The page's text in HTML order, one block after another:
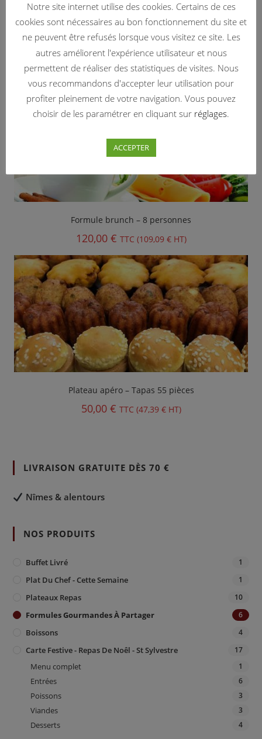
Plateau douceurs mignardises – 50 pièces
50,00€ TTC (47,39€HT)
ÉPUISÉ
Formule brunch – 8 personnes
120,00 € TTC (109,09 €HT)
Plateau apéro – Tapas 55 pièces
50,00 € TTC (47,39 €HT)
LIVRAISON GRATUITE DÈS 70 €
Nîmes & alentours
NOS PRODUITS
Buffet Livré 1
Plat Du Chef - Cette Semaine 1
Plateaux Repas 10
Formules Gourmandes À Partager 6
Boissons 4
Carte Festive - Repas De Noêl - St Sylvestre 17
Menu complet 1
Entrées 6
Poissons 3
Viandes 3
Desserts 4
Notre site internet utilise des cookies. Certains de ces
cookies sont nécessaires au bon fonctionnement du site et
ne peuvent être refusés lorsque vous visitez ce site. Les
autres améliorent l'expérience utilisateur et nous
permettent de réaliser des statistiques de visites. Nous
vous recommandons d'accepter leur utilisation pour
profiter pleinement de votre navigation. Vous pouvez
choisir de les paramétrer en cliquant sur réglages.
ACCEPTER